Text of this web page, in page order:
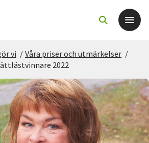
evenemang
vi / Våra priser och utmärkelser /
2022